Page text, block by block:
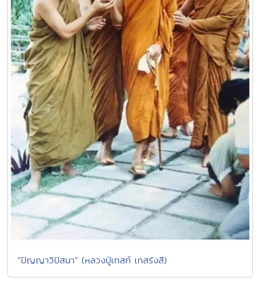
"ปัญญาวิปัสนา" (หลวงปู่เทสก์ เทสรังสี)